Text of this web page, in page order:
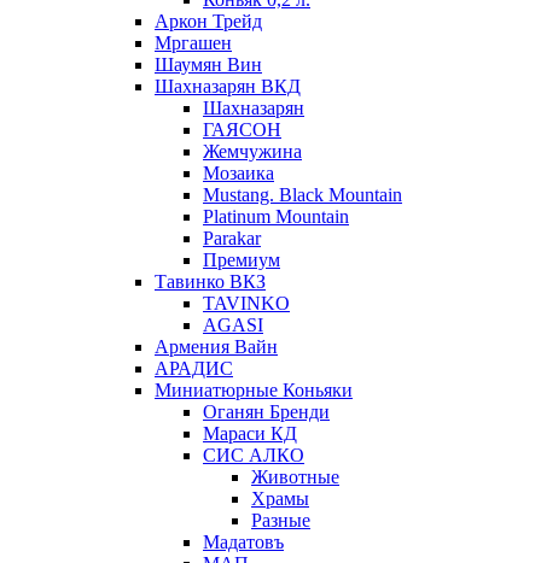
Аркон Трейд
Мргашен
Шаумян Вин
Шахназарян ВКД
Шахназарян
ГАЯСОН
Жемчужина
Мозаика
Mustang. Black Mountain
Platinum Mountain
Parakar
Премиум
Тавинко ВКЗ
TAVINKO
AGASI
Армения Вайн
АРАДИС
Миниатюрные Коньяки
Оганян Бренди
Мараси КД
СИС АЛКО
Животные
Храмы
Разные
Мадатовъ